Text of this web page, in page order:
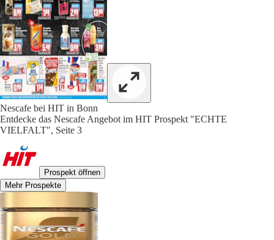
Nescafe bei HIT in Bonn
Entdecke das Nescafe Angebot im HIT Prospekt "ECHTE
VIELFALT", Seite 3
Prospekt öffnen
Mehr Prospekte